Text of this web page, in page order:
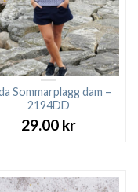
Sommarplagg dam –
2194DD
29.00 kr